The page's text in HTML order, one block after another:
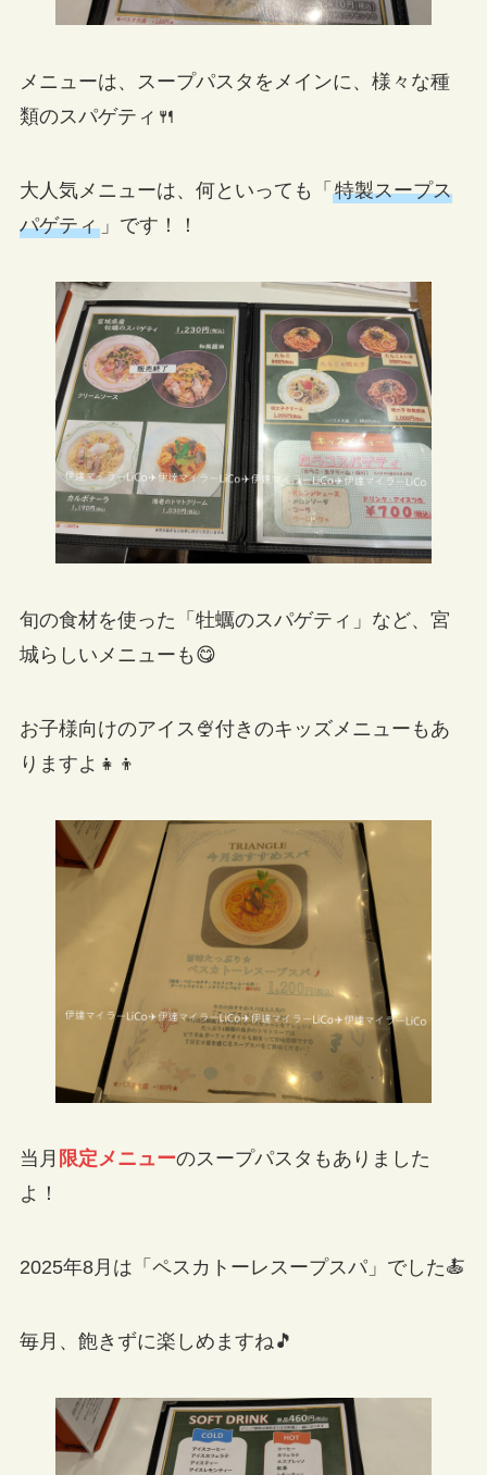
メニューは、スープパスタをメインに、様々な種
類のスパゲティ🍴
大人気メニューは、何といっても「 特製スープス
パゲティ」です！！
旬の食材を使った「牡蠣のスパゲティ」など、宮
城らしいメニューも😋
お子様向けのアイス🍨付きのキッズメニューもあ
りますよ👧👦
当月 限定メニューのスープパスタもありました
よ！
2025年8月は「ペスカトーレスープスパ」でした🍝
毎月、飽きずに楽しめますね🎵